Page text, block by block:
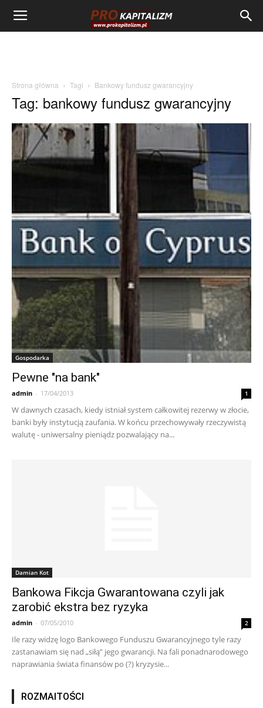
Strona główna Tagi Bankowy fundusz gwarancyjny
Tag: bankowy fundusz gwarancyjny
Gospodarka
Pewne "na bank"
admin - 17/04/2013 1
W dawnych czasach, kiedy istniał system całkowitej rezerwy w złocie,
banki były instytucją zaufania. W końcu przechowywały rzeczywistą
walutę - uniwersalny pieniądz pozwalający na...
Damian Kot
Bankowa Fikcja Gwarantowana czyli jak
zarobić ekstra bez ryzyka
admin - 07/05/2010 2
Ile razy widzę logo Bankowego Funduszu Gwarancyjnego tyle razy
zastanawiam się nad „siłą” jego gwarancji. Na fali ponadnarodowego
naprawiania świata finansów po (?) kryzysie...
ROZMAITOŚCI